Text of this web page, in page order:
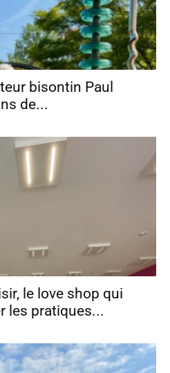
bisontin Paul
de...
le love shop qui
les pratiques...